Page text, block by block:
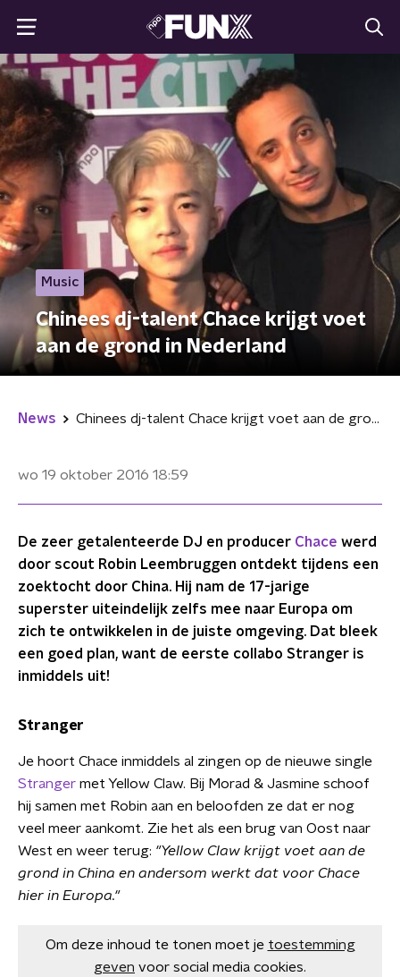
Music
Chinees dj-talent Chace krijgt voet
aan de grond in Nederland
News Chinees dj-talent Chace krijgt voet aan de grond in Nederland
wo 19 oktober 2016 18:59
De zeer getalenteerde DJ en producer Chace werd
door scout Robin Leembruggen ontdekt tijdens een
zoektocht door China. Hij nam de 17-jarige
superster uiteindelijk zelfs mee naar Europa om
zich te ontwikkelen in de juiste omgeving. Dat bleek
een goed plan, want de eerste collabo Stranger is
inmiddels uit!
Stranger
Je hoort Chace inmiddels al zingen op de nieuwe single
Stranger met Yellow Claw. Bij Morad & Jasmine schoof
hij samen met Robin aan en beloofden ze dat er nog
veel meer aankomt. Zie het als een brug van Oost naar
West en weer terug: "Yellow Claw krijgt voet aan de
grond in China en andersom werkt dat voor Chace
hier in Europa."
Om deze inhoud te tonen moet je toestemming
geven voor social media cookies.